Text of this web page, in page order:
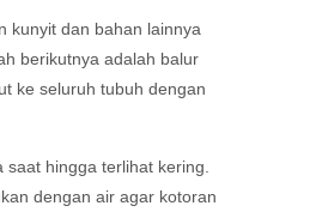
kunyit dan bahan lainnya
berikutnya adalah balur
ke seluruh tubuh dengan
hingga terlihat kering.
dengan air agar kotoran